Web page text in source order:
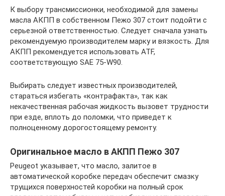
К выбору трансмиссионки, необходимой для замены
масла АКПП в собственном Пежо 307 стоит подойти с
серьезной ответственностью. Следует сначала узнать
рекомендуемую производителем марку и вязкость. Для
АКПП рекомендуется использовать ATF,
соответствующую SAE 75-W90.
Выбирать следует известных производителей,
стараться избегать «контрафакта», так как
некачественная рабочая жидкость вызовет трудности
при езде, вплоть до поломки, что приведет к
полноценному дорогостоящему ремонту.
Оригинальное масло в АКПП Пежо 307
Peugeot указывает, что масло, залитое в
автоматической коробке передач обеспечит смазку
трущихся поверхностей коробки на полный срок